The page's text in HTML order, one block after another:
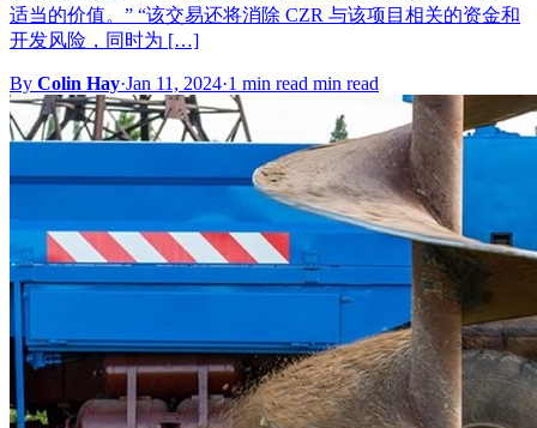
适当的价值。” “该交易还将消除 CZR 与该项目相关的资金和
开发风险，同时为 […]
By Colin Hay·Jan 11, 2024·1 min read min read